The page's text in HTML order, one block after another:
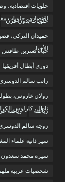
حلويات اقتصادية،
اقتصادي، حلويات
حلويات بدون فرن
حميدان التركي،
الأخبار
حياة نسرين طافش
دوري أبطال أفريقيا
راتب سالم
رولان غاروس،
نادال، كارلوس
رياضة رياضة
زوجة سالم
سير ذاتية علماء
سيرة محمد سعدون
شخصيات عربية